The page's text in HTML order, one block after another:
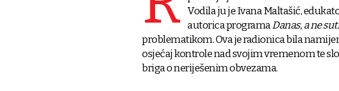
Vodila ju je Ivana Maltašić,
autorica programaDanas, a ne
problematikom. Ova je radionica bila
osjećaj kontrole nad svojim vremenom te
briga o neriješenim obvezama.